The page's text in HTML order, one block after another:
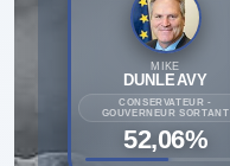
MIKE
DUNLEAVY
CONSERVATEUR -
GOUVERNEUR SORTANT
52,06%